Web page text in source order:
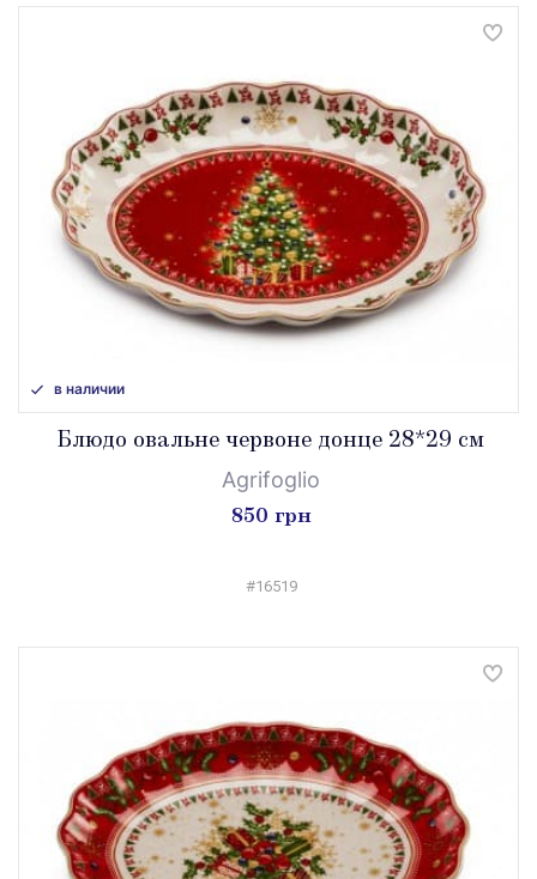
в наличии
Блюдо овальне червоне донце 28*29 см
Agrifoglio
850 грн
#16519